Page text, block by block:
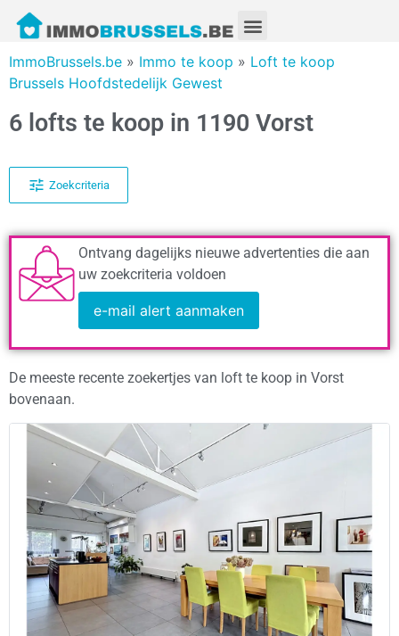
ImmoBrussels.be » Immo te koop » Loft te koop
Brussels Hoofdstedelijk Gewest
6 lofts te koop in 1190 Vorst
Zoekcriteria
Ontvang dagelijks nieuwe advertenties die aan
uw zoekcriteria voldoen
e-mail alert aanmaken
De meeste recente zoekertjes van loft te koop in Vorst
bovenaan.